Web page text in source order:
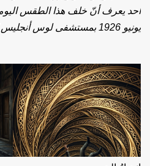
أحد يعرف أنّ خلف هذا الطقس
يونيو 1926 بمستشفى لوس
بلغت العشرين، طُويت صفحة نورما
معالج النُطق أن تخفض صوتها وأن
العثرة. فحسبَ الناس الحيلة
الذي أذاب قلوب الملايين لم يكن
يتكلّم.